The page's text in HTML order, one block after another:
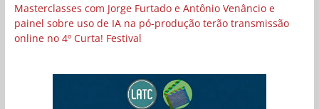
Masterclasses com Jorge Furtado e Antônio Venâncio e
painel sobre uso de IA na pó-produção terão transmissão
online no 4º Curta! Festival